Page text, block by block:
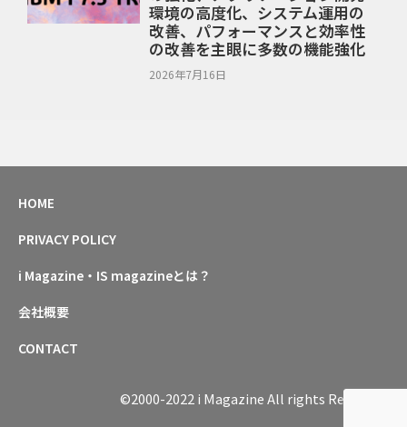
環境の高度化、システム運用の
改善、パフォーマンスと効率性
の改善を主眼に多数の機能強化
2026年7月16日
HOME
PRIVACY POLICY
i Magazine・IS magazineとは？
会社概要
CONTACT
©2000-2022 i Magazine All rights Reserved.